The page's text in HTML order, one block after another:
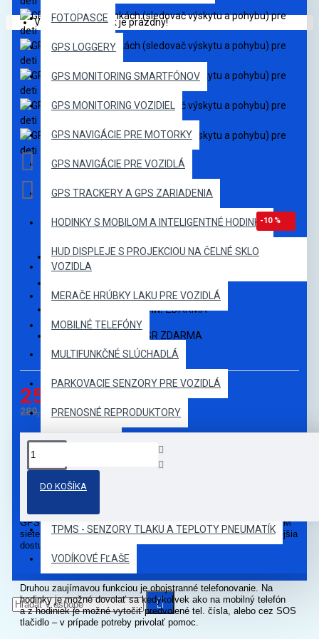
FOTOPASCE
GPS LOGGERY
GPS MONITORING SMARTFÓNOV
GPS MONITORING VOZIDIEL
GPS NAVIGÁCIE PRE MOTORKY
GPS NAVIGÁCIE PRE VOZIDLÁ
GPS TRACKERY A GPS ZARIADENIA
HODINKY S MOBILOM A INTELIGENTNÉ HODINKY
HUD DISPLEJE S PROJEKCIOU NA ČELNÉ SKLO
VOZIDLA
MERAČE HRÚBKY LAKU PRE VOZIDLÁ
MOBILNÉ TELEFÓNY
MULTIFUNKČNÉ SLÚCHADLÁ
PARKOVACIE SENZORY PRE VOZIDLÁ
PRENOSNÉ REPRODUKTORY
PROJEKTORY
TABLETY
TPMS - SENZORY TLAKU A TEPLOTY PNEUMATÍK
VODÍKOVÉ FĽAŠE
Váš nákupný košík je prázdny!
-10 %
259,00€
289,00€
Model:GTS-25535
Monitorovací systém:ZDARMA
V rámci SR ZDARMA
DO KOŠÍKA
POPIS PRODUKTU
GPS tracker v hodinkách pre monitoring vašich detí. Je určený pre
históriu prejdenej trasy a to prostredníctvom určenia pozície cez
GPS (5-10 m), WiFi (10-30 m – funguje i v budovách), alebo GSM
siete (100-1000 m – funguje i v budovách), použije sa najpresnejšia
dostupná možnosť.
Druhou zaujímavou funkciou je obojstranné telefonovanie. Na
hodinky je možné dovolať sa kedykoľvek ako na mobilný telefón
a z hodiniek je možné vytočiť predvolené tel. čísla, alebo cez SOS
tlačidlo – v prípade potreby privolať pomoc.